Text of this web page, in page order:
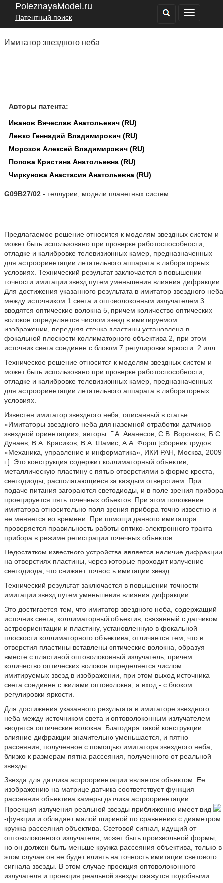
PoleznayaModel.ru
Патентный поиск
Имитатор звездного неба
Авторы патента:
Иванов Вячеслав Анатольевич (RU)
Левко Геннадий Владимирович (RU)
Морозов Алексей Владимирович (RU)
Попова Кристина Анатольевна (RU)
Чиркунова Анастасия Анатольевна (RU)
G09B27/02- теллурии; модели планетных систем
Предлагаемое решение относится к моделям звездных систем и
может быть использовано при проверке работоспособности,
отладке и калибровке телевизионных камер, предназначенных
для астроориентации летательного аппарата в лабораторных
условиях. Технический результат заключается в повышении
точности имитации звезд путем уменьшения влияния дифракции.
Для достижения указанного результата в имитатор звездного неба
между источником 1 света и оптоволоконным излучателем 3
вводятся оптические волокна 5, причем количество оптических
волокон определяется числом звезд в имитируемом
изображении, передняя стенка пластины установлена в
фокальной плоскости коллиматорного объектива 2, при этом
источник света соединен с блоком 7 регулировки яркости. 2 илл.
Техническое решение относится к моделям звездных систем и
может быть использовано при проверке работоспособности,
отладке и калибровке телевизионных камер, предназначенных
для астроориентации летательного аппарата в лабораторных
условиях.
Известен имитатор звездного неба, описанный в статье
«Имитаторы звездного неба для наземной отработки датчиков
звездной ориентации», авторы: Г.А. Аванесов, С.В. Воронков, Б.С.
Дунаев, В.А. Красиков, В.А. Шамис, А.А. Форш [сборник трудов
«Механика, управление и информатика», ИКИ РАН, Москва, 2009
г.]. Это конструкция содержит коллиматорный объектив,
металлическую пластину с пятью отверстиями в форме креста,
светодиоды, располагающиеся за каждым отверстием. При
подаче питания загораются светодиоды, и в поле зрения прибора
проецируется пять точечных объектов. При этом положение
имитатора относительно поля зрения прибора точно известно и
не меняется во времени. При помощи данного имитатора
проверяется правильность работы оптико-электронного тракта
прибора в режиме регистрации точечных объектов.
Недостатком известного устройства является наличие дифракции
на отверстиях пластины, через которые проходит излучение
светодиода, что снижает точность имитации звезд.
Технический результат заключается в повышении точности
имитации звезд путем уменьшения влияния дифракции.
Это достигается тем, что имитатор звездного неба, содержащий
источник света, коллиматорный объектив, связанный с датчиком
астроориентации и пластину, установленную в фокальной
плоскости коллиматорного объектива, отличается тем, что в
отверстия пластины вставлены оптические волокна, образуя
вместе с пластиной оптоволоконный излучатель, причем
количество оптических волокон определяется числом
имитируемых звезд в изображении, при этом выход источника
света соединен с жилами оптоволокна, а вход - с блоком
регулировки яркости.
Для достижения указанного результата в имитаторе звездного
неба между источником света и оптоволоконным излучателем
вводятся оптические волокна. Благодаря такой конструкции
влияние дифракции значительно уменьшается, и пятно
рассеяния, полученное с помощью имитатора звездного неба,
близко к размерам пятна рассеяния, полученного от реальной
звезды.
Звезда для датчика астроориентации является объектом. Ее
изображению на матрице датчика соответствует функция
рассеяния объектива камеры датчика астроориентации.
Проекция излучения реальной звезды приближенно имеет вид
-функции и обладает малой шириной по сравнению с диаметром
кружка рассеяния объектива. Световой сигнал, идущий от
оптоволоконного излучателя, может быть произвольной формы,
но он должен быть меньше кружка рассеяния объектива, только в
этом случае он не будет влиять на точность имитации светового
сигнала звезды. В этом случае проекция оптоволоконного
излучателя и проекция реальной звезды окажутся подобными.